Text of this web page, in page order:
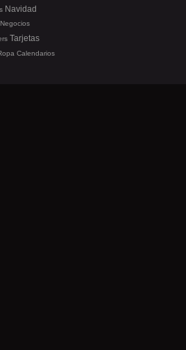
Navidad
Negocios
Tarjetas
Calendarios